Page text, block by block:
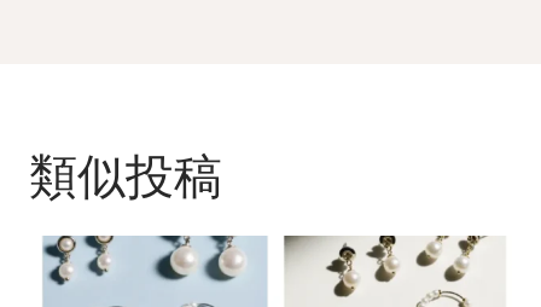
ン
類似投稿